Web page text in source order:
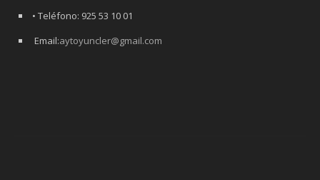
• Teléfono: 925 53 10 01
Email:aytoyuncler@gmail.com